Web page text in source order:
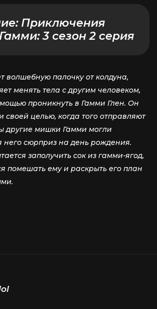
Приключения
3 сезон 2 серия
волшебную палочку от колдуна,
менять тела с другим человеком,
проникнуть в Гамми Глен. Он
своей целью, когда того отправляют
другие мишки Гамми могли
него сюрприз на день рождения.
заполучить сок из гамми-ягод,
помешать ему и раскрыть его план